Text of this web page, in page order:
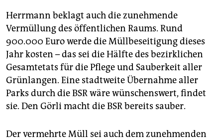
Herrmann beklagt auch die zunehmende
Vermüllung des öffentlichen Raums. Rund
900.000 Euro werde die Müllbeseitigung dieses
Jahr kosten – das sei die Hälfte des bezirklichen
Gesamtetats für die Pflege und Sauberkeit aller
Grünlangen. Eine stadtweite Übernahme aller
Parks durch die BSR wäre wünschenswert, findet
sie. Den Görli macht die BSR bereits sauber.
Der vermehrte Müll sei auch dem zunehmenden